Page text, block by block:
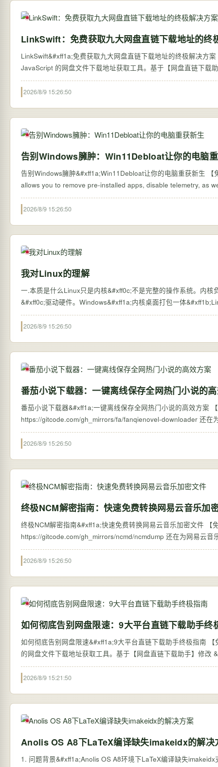
LinkSwift：免费获取九大网盘直链下载地址的终
LinkSwift&#xff1a;免费获取九大网盘直链下载地址的终极解决方
JavaScript 的网盘文件下载地址获取工具。基于【网盘直链下
2026/8/9 15:26:50
告别Windows臃肿：Win11Debloat让你的电脑
告别Windows臃肿&#xff1a;Win11Debloat让你的电脑重获新生
allows you to remove pre-installed apps, disable telemetry, as
2026/8/9 15:26:50
我对Linux的理解
一.本质是什么Linux只是内核&#xff0c;不是完整的操作系统。内
&#xff0c;驱动硬件。Windows&#xff1a;内核桌面打包一体
2026/8/9 15:26:50
番茄小说下载器：一键离线保存全网热门小说的
番茄小说下载器&#xff1a;一键离线保存全网热门小说的高效方案 【免
https://
2026/8/9 15:26:50
终极NCM解密指南：快速免费转换网易云音乐加
终极NCM解密指南&#xff1a;快速免费转换网易云音乐加密文件 【免费下
https://gitcode.com/gh_mirrors/ncmd/ncmdump 还在为网易云音乐下载的NCM文件无法在其他播放器使用而烦恼吗&#xff1f;这款专业的NCM解密
工具ncmdump让你轻松突破格式…
2026/8/9 15:26:50
如何彻底告别网盘限速：9大平台直链下载助手终
如何彻底告别网盘限速&#xff1a;9大平台直链下载助手终极指南
的网盘文件下载地址获取工具。基于【网盘直链下载助手】修
2026/8/9 15:21:50
Anolis OS A8下LaTeX编译缺失imakeidx的解决
1. 问题背景&#xff1a;Anolis OS A8环境下LaTeX编译缺失